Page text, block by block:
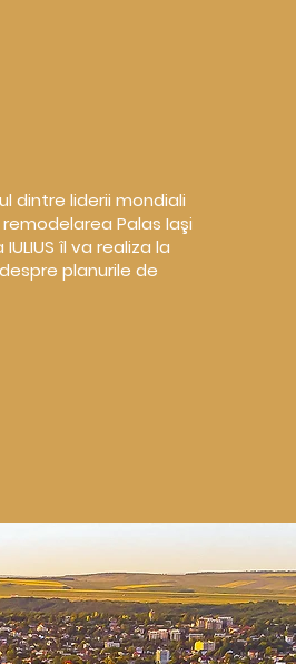
dintre liderii mondiali
Palas Iaşi
îl va realiza la
planurile de